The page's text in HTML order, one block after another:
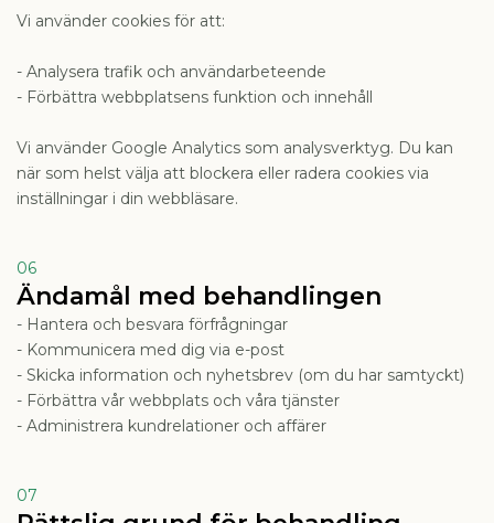
Vi använder cookies för att:
- Analysera trafik och användarbeteende
- Förbättra webbplatsens funktion och innehåll
Vi använder Google Analytics som analysverktyg. Du kan
när som helst välja att blockera eller radera cookies via
inställningar i din webbläsare.
06
Ändamål med behandlingen
- Hantera och besvara förfrågningar
- Kommunicera med dig via e-post
- Skicka information och nyhetsbrev (om du har samtyckt)
- Förbättra vår webbplats och våra tjänster
- Administrera kundrelationer och affärer
07